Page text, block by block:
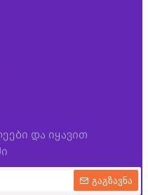
და იყავით
გაგზავნა